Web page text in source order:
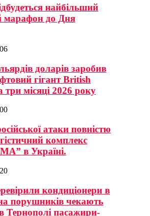
найбільший
марафон до Дня
доларів заробив
гігант British
три місяці 2026 року
атаки повністю
комплекс
в Україні.
кондиціонери в
порушників чекають
пасажири-